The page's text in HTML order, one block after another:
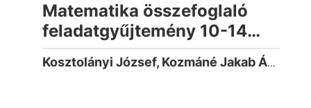
Matematika összefoglaló
feladatgyűjtemény 10-14
éveseknek - Feladatok
Kosztolányi József, Kozmáné Jakab Ágnes, Mike János, Szederkényi Antalné Dr., Vincze István